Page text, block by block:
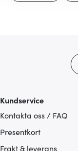
Kundservice
Kontakta oss / FAQ
Presentkort
Frakt & leverans